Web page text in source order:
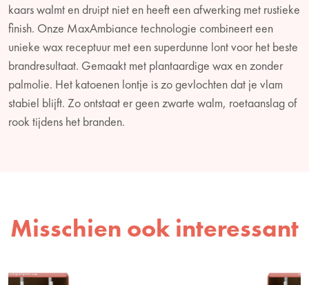
kaars walmt en druipt niet en heeft een afwerking met rustieke
finish. Onze MaxAmbiance technologie combineert een
unieke wax receptuur met een superdunne lont voor het beste
brandresultaat. Gemaakt met plantaardige wax en zonder
palmolie. Het katoenen lontje is zo gevlochten dat je vlam
stabiel blijft. Zo ontstaat er geen zwarte walm, roetaanslag of
rook tijdens het branden.
Misschien ook interessant